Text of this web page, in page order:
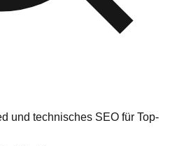
und technisches SEO für Top-